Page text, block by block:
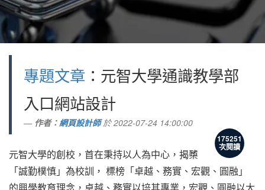
專題文章 ： 元智大學通識教學部
入口網站設計
作者：網頁設計師於2022-07-24 14:00:00
175251
次閱讀
元智大學的創校，首在秉持以人為中心，揭櫫
「誠勤樸慎」為校訓， 標榜「卓越、務實、宏觀、圓融」